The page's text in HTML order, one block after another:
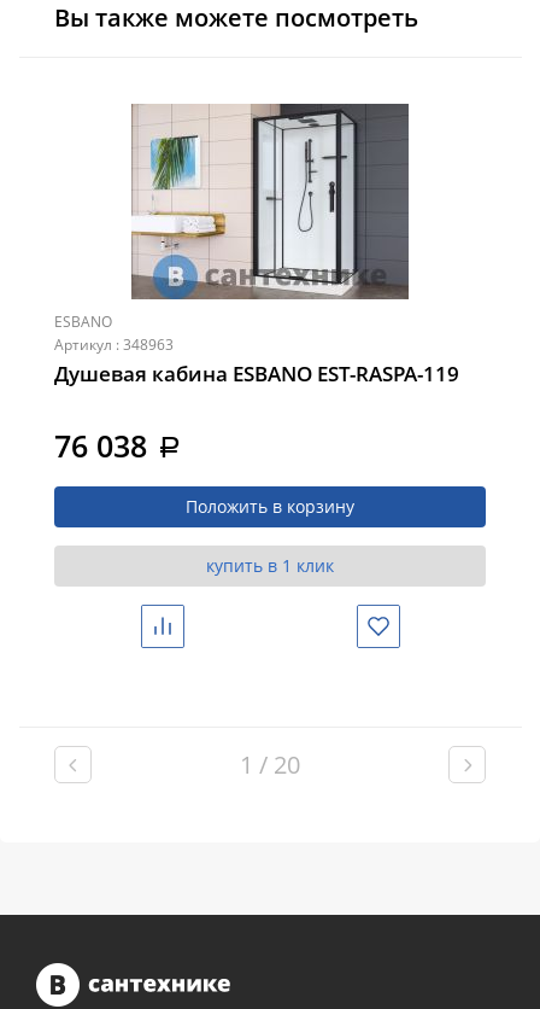
Вы также можете посмотреть
ESBANO
Артикул : 348963
Душевая кабина ESBANO EST-RASPA-119
76 038 a
Положить в корзину
купить в 1 клик
Сравнить Избранное
1 / 20